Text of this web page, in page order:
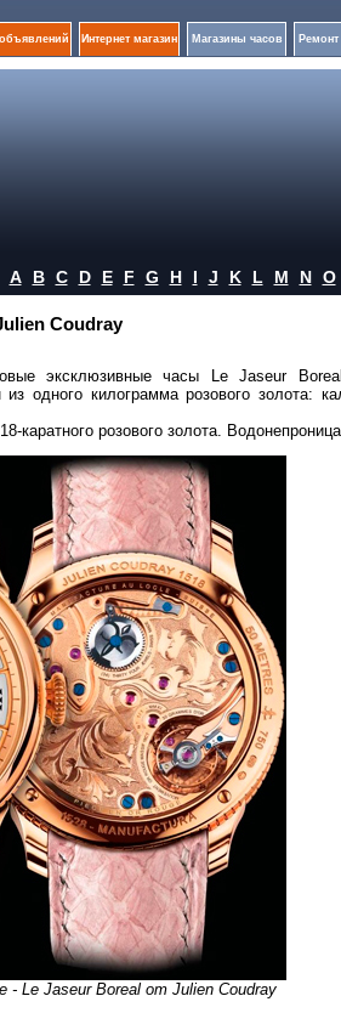
Интернет магазин Магазины часов
A B C D E F G H I J K L M N O
Coudray
эксклюзивные часы Le Jaseur
одного килограмма розового золота:
розового золота.
- Le Jaseur Boreal от Julien Coudray